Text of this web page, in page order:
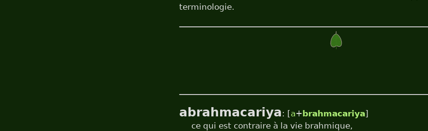
terminologie.
abrahmacariya : [a+ brahmacariya]
ce qui est contraire à la vie brahmique,